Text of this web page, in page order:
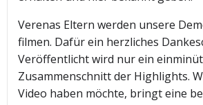
Verenas Eltern werden unsere
filmen. Dafür ein herzliches
Veröffentlicht wird nur ein
Zusammenschnitt der Highlights.
Video haben möchte, bringt eine